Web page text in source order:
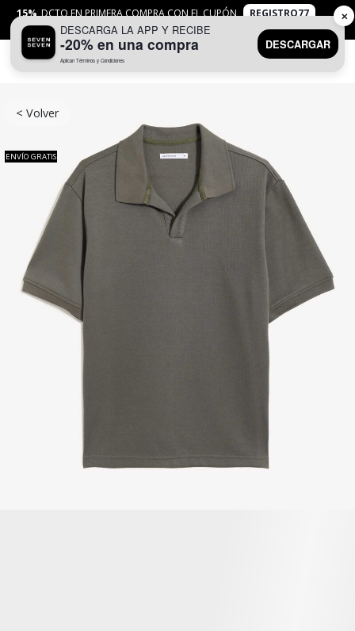
15% DCTO EN PRIMERA COMPRA CON EL CUPÓN
REGISTRO77
APLICANTYC
< Volver
ENVÍO GRATIS
DESCARGA LA APP Y RECIBE
-20% en una compra
Aplican Términos y Condiciones
DESCARGAR
✕